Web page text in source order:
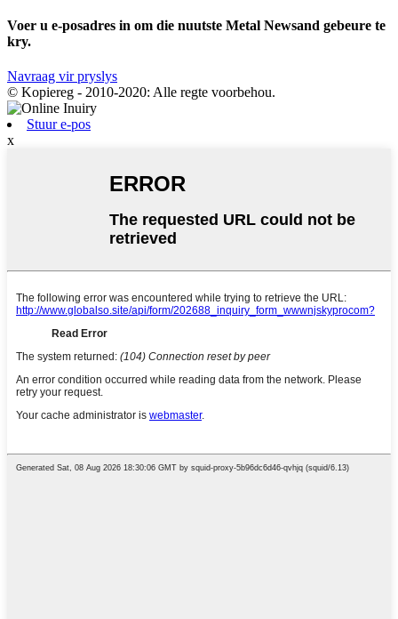
Voer u e-posadres in om die nuutste Metal Newsand gebeure te
kry.
Navraag vir pryslys
© Kopiereg - 2010-2020: Alle regte voorbehou.
Stuur e-pos
x